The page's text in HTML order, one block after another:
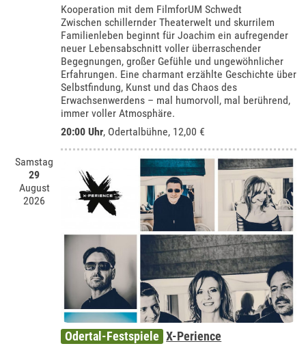
Kooperation mit dem FilmforUM Schwedt
Zwischen schillernder Theaterwelt und skurrilem
Familienleben beginnt für Joachim ein aufregender
neuer Lebensabschnitt voller überraschender
Begegnungen, großer Gefühle und ungewöhnlicher
Erfahrungen. Eine charmant erzählte Geschichte über
Selbstfindung, Kunst und das Chaos des
Erwachsenwerdens – mal humorvoll, mal berührend,
immer voller Atmosphäre.
20:00 Uhr, Odertalbühne, 12,00 €
Samstag
29
August
2026
Odertal-Festspiele X-Perience